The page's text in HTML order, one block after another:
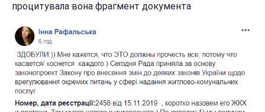
процитувала вона фрагмент документа